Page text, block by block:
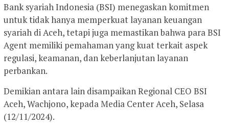
Bank syariah Indonesia (BSI) menegaskan komitmen
untuk tidak hanya memperkuat layanan keuangan
syariah di Aceh, tetapi juga memastikan bahwa para BSI
Agent memiliki pemahaman yang kuat terkait aspek
regulasi, keamanan, dan keberlanjutan layanan
perbankan.
Demikian antara lain disampaikan Regional CEO BSI
Aceh, Wachjono, kepada Media Center Aceh, Selasa
(12/11/2024).